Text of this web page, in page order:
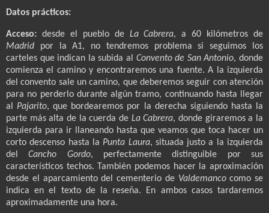
Datos prácticos:
Acceso: desde el pueblo de La Cabrera, a 60 kilómetros de
Madrid por la A1, no tendremos problema si seguimos los
carteles que indican la subida al Convento de San Antonio, donde
comienza el camino y encontraremos una fuente. A la izquierda
del convento sale un camino, que deberemos seguir con atención
para no perderlo durante algún tramo, continuando hasta llegar
al Pajarito, que bordearemos por la derecha siguiendo hasta la
parte más alta de la cuerda de La Cabrera, donde giraremos a la
izquierda para ir llaneando hasta que veamos que toca hacer un
corto descenso hasta la Punta Laura, situada justo a la izquierda
delCancho Gordo, perfectamente distinguible por sus
característicos techos. También podemos hacer la aproximación
desde el aparcamiento del cementerio de Valdemancocomo se
indica en el texto de la reseña. En ambos casos tardaremos
aproximadamente una hora.